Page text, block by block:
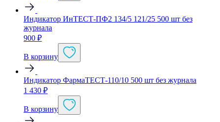
Индикатор ИнТЕСТ-ПФ2 134/5 121/25 500 шт без
журнала
900 ₽
В корзину
Индикатор ФармаТЕСТ-110/10 500 шт без журнала
1 430 ₽
В корзину